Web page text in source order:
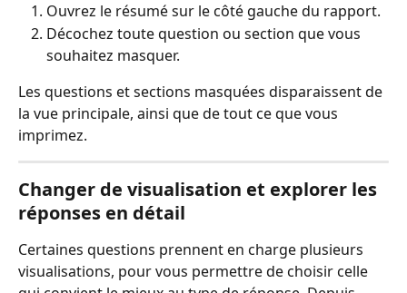
Ouvrez le résumé sur le côté gauche du rapport.
Décochez toute question ou section que vous
souhaitez masquer.
Les questions et sections masquées disparaissent de
la vue principale, ainsi que de tout ce que vous
imprimez.
Changer de visualisation et explorer les
réponses en détail
Certaines questions prennent en charge plusieurs
visualisations, pour vous permettre de choisir celle